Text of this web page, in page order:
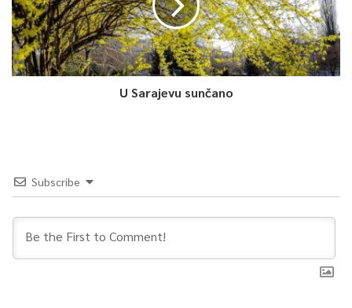
U Sarajevu sunčano
Subscribe